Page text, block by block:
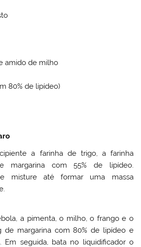
amido de milho
80% de lipídeo)
a farinha de trigo, a farinha
margarina com 55% de lipídeo.
misture até formar uma massa
a pimenta, o milho, o frango e o
de margarina com 80% de lipídeo e
Em seguida, bata no liquidificador o